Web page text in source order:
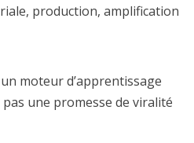
production, amplification
moteur d’apprentissage
une promesse de viralité